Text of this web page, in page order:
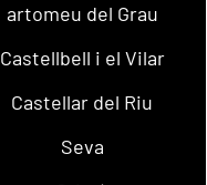
artomeu del Grau
Castellbell i el Vilar
Castellar del Riu
Seva